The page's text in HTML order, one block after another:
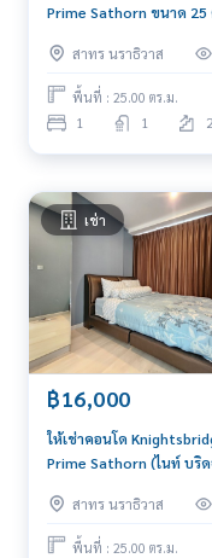
Prime Sathorn ขนาด 25
ห้องน้ำ เฟอร์ฯครบ พร้อมเ
สาทร นราธิวาส
พื้นที่ : 25.00 ตร.ม.
1 1
เช่า
฿16,000
ให้เช่าคอนโด
Prime Sathorn (ไนท์ บริ
BTS ช่องนนทรี 600 ม.
สาทร นราธิวาส
พื้นที่ : 25.00 ตร.ม.